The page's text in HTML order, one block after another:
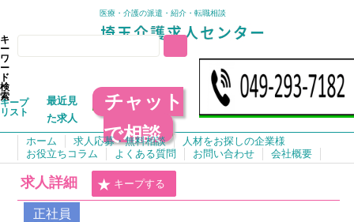
医療・介護の派遣・紹介・転職相談
キ
ー
ワ
ー
ド
検
索
キープ
リスト
最近見
た求人
チャット
で相談
ホーム 求人応募・無料相談
人材をお探しの企業様
お役立ちコラム
よくある質問 お問い合わせ 会社概要
求人詳細 キープする
正社員